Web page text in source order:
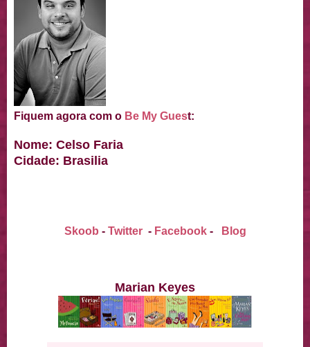
Fiquem agora com o Be My Guest:
Nome: Celso Faria
Cidade: Brasilia
Skoob - Twitter- Facebook- Blog
Marian Keyes